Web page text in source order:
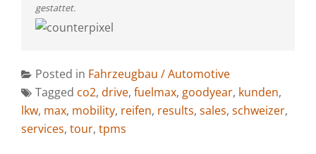
gestattet.
Posted in Fahrzeugbau / Automotive
Tagged co2, drive, fuelmax, goodyear, kunden,
lkw, max, mobility, reifen, results, sales, schweizer,
services, tour, tpms